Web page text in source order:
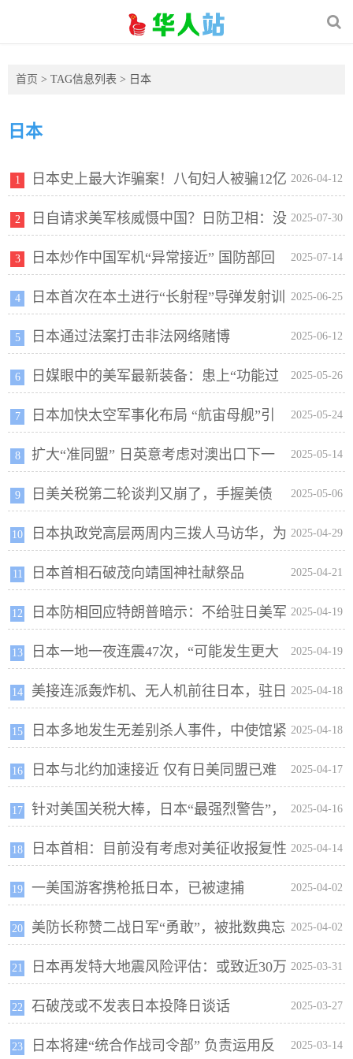
首页 > TAG信息列表 > 日本
日本
2026-04-12
1 日本史上最大诈骗案！八旬妇人被骗12亿
日元，假警察远程操控洗钱骗局 2025-07-30
2 日自请求美军核威慑中国？日防卫相：没
有这事 2025-07-14
3 日本炒作中国军机“异常接近” 国防部回
应 2025-06-25
4 日本首次在本土进行“长射程”导弹发射训
练 2025-06-12
5 日本通过法案打击非法网络赌博
2025-05-26
6 日媒眼中的美军最新装备：患上“功能过
剩病” 2025-05-24
7 日本加快太空军事化布局 “航宙母舰”引
发关注 2025-05-14
8 扩大“准同盟” 日英意考虑对澳出口下一
代战机 2025-05-06
9 日美关税第二轮谈判又崩了，手握美债
“王牌”，日本用还是不用？ 2025-04-29
10 日本执政党高层两周内三拨人马访华，为
何说“不常见”？ 2025-04-21
11 日本首相石破茂向靖国神社献祭品
2025-04-19
12 日本防相回应特朗普暗示：不给驻日美军
加钱 2025-04-19
13 日本一地一夜连震47次，“可能发生更大
地震” 2025-04-18
14 美接连派轰炸机、无人机前往日本，驻日
美军正升级空中力量 2025-04-18
15 日本多地发生无差别杀人事件，中使馆紧
急提醒 2025-04-17
16 日本与北约加速接近 仅有日美同盟已难
保安全 2025-04-16
17 针对美国关税大棒，日本“最强烈警告”，
欧盟则称将转向亚洲…… 2025-04-14
18 日本首相：目前没有考虑对美征收报复性
关税 2025-04-02
19 一美国游客携枪抵日本，已被逮捕
2025-04-02
20 美防长称赞二战日军“勇敢”，被批数典忘
祖 2025-03-31
21 日本再发特大地震风险评估：或致近30万
人死亡 2025-03-27
22 石破茂或不发表日本投降日谈话
2025-03-14
23 日本将建“统合作战司令部” 负责运用反